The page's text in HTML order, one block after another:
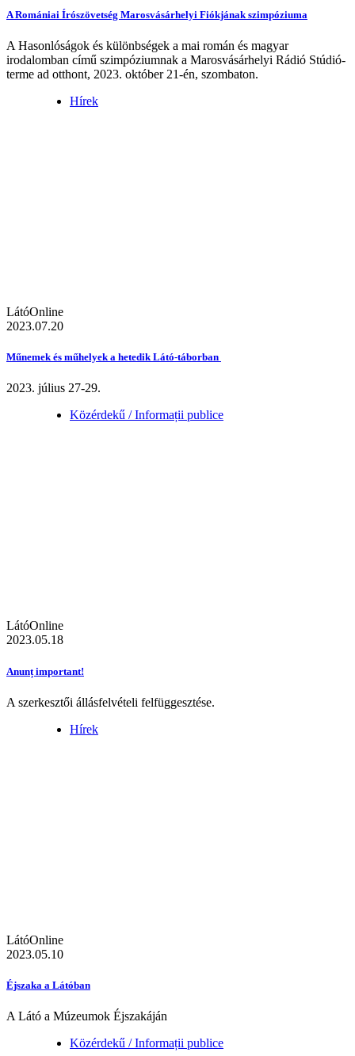
A Romániai Írószövetség Marosvásárhelyi Fiókjának szimpóziuma
A Hasonlóságok és különbségek a mai román és magyar
irodalomban című szimpóziumnak a Marosvásárhelyi Rádió Stúdió-
terme ad otthont, 2023. október 21-én, szombaton.
Hírek
LátóOnline
2023.07.20
Műnemek és műhelyek a hetedik Látó-táborban
2023. július 27-29.
Közérdekű / Informații publice
LátóOnline
2023.05.18
Anunț important!
A szerkesztői állásfelvételi felfüggesztése.
Hírek
LátóOnline
2023.05.10
Éjszaka a Látóban
A Látó a Múzeumok Éjszakáján
Közérdekű / Informații publice